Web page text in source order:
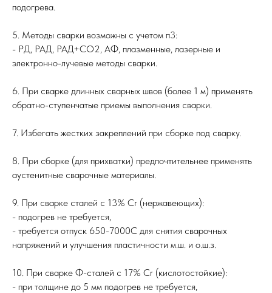
подогрева.
5. Методы сварки возможны с учетом п3:
- РД, РАД, РАД+СО2, АФ, плазменные, лазерные и
электронно-лучевые методы сварки.
6. При сварке длинных сварных швов (более 1 м) применять
обратно-ступенчатые приемы выполнения сварки.
7. Избегать жестких закреплений при сборке под сварку.
8. При сборке (для прихватки) предпочтительнее применять
аустенитные сварочные материалы.
9. При сварке сталей с 13% Cr (нержавеющих):
- подогрев не требуется,
- требуется отпуск 650-7000С для снятия сварочных
напряжений и улучшения пластичности м.ш. и о.ш.з.
10. При сварке Ф-сталей с 17% Cr (кислотостойкие):
- при толщине до 5 мм подогрев не требуется,